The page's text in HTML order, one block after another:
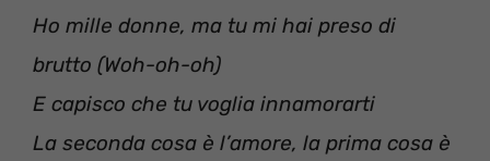
Ho mille donne, ma tu mi hai preso di
brutto (Woh-oh-oh)
E capisco che tu voglia innamorarti
La seconda cosa è l’amore, la prima cosa è